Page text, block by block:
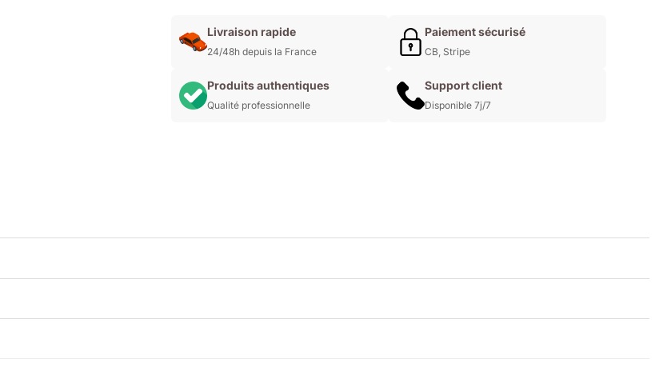
Livraison rapide
24/48h depuis la France
Paiement sécurisé
CB, Stripe
Produits authentiques
Qualité professionnelle
Support client
Disponible 7j/7